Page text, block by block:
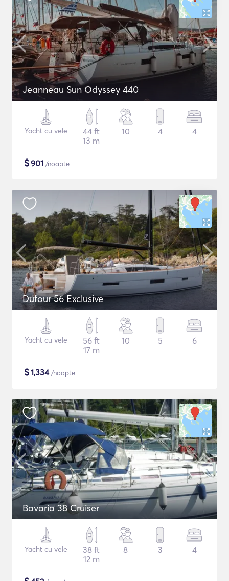
Jeanneau Sun Odyssey 440
Yacht cu vele
44 ft
13 m
10 4 4
$901 /noapte
Dufour 56 Exclusive
Yacht cu vele
56 ft
17 m
10 5 6
$1,334/noapte
Bavaria 38 Cruiser
Yacht cu vele
38 ft
12 m
8 3 4